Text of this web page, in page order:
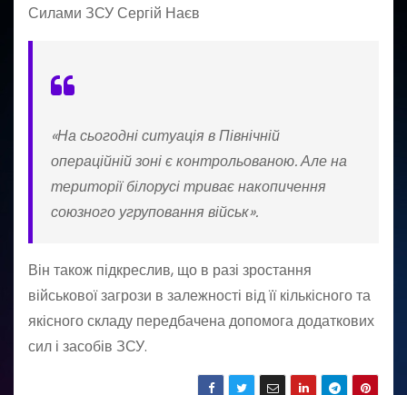
Силами ЗСУ Сергій Наєв
«На сьогодні ситуація в Північній
операційній зоні є контрольованою. Але на
території білорусі триває накопичення
союзного угруповання військ».
Він також підкреслив, що в разі зростання
військової загрози в залежності від її кількісного та
якісного складу передбачена допомога додаткових
сил і засобів ЗСУ.